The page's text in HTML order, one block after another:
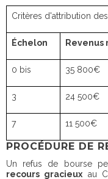
Critères d'attribution
Échelon Revenus
0 bis 35 800€
3 24 500€
7 11 500€
PROCÉDURE DE
Un refus de bourse
recours gracieux au